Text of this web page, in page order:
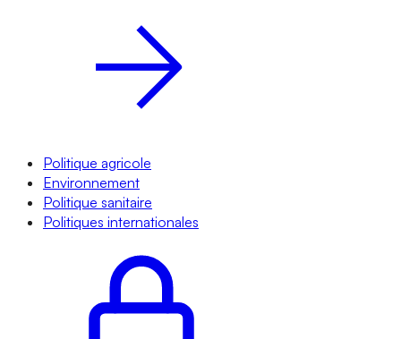
Politique agricole
Environnement
Politique sanitaire
Politiques internationales